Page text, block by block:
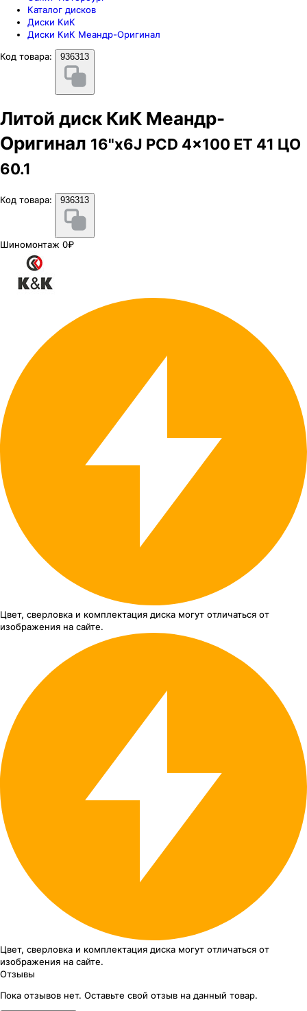
Каталог дисков
Диски КиК
Диски КиК Меандр-Оригинал
Код товара:
936313
Литой диск КиК Меандр-
Оригинал 16"x6J PCD 4x100 ЕТ 41 ЦО
60.1
Код товара: 936313
Шиномонтаж 0₽
Цвет, сверловка и комплектация диска могут отличаться от
изображения на сайте.
Цвет, сверловка и комплектация диска могут отличаться от
изображения на сайте.
Отзывы
Пока отзывов нет. Оставьте свой отзыв на данный товар.